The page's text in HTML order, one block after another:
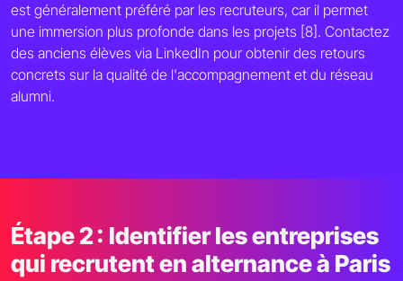
est généralement préféré par les recruteurs, car il permet
une immersion plus profonde dans les projets [8]. Contactez
des anciens élèves via LinkedIn pour obtenir des retours
concrets sur la qualité de l'accompagnement et du réseau
alumni.
Étape 2 : Identifier les entreprises
qui recrutent en alternance à Paris